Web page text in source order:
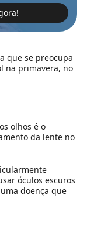
que se preocupa
na primavera, no
olhos é o
da lente no
óculos escuros
doença que